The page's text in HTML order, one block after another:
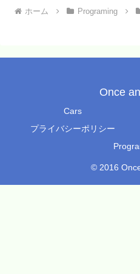
ホーム Programing
Once
Cars
プライバシーポリシー
© 2016